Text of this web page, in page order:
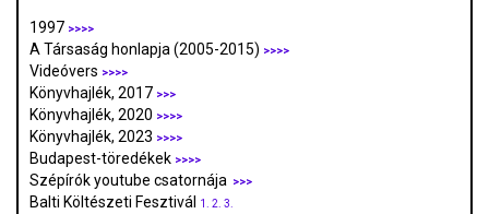
1997 >>>>
A Társaság honlapja (2005-2015) >>>>
Videóvers >>>>
Könyvhajlék, 2017 >>>
Könyvhajlék, 2020 >>>>
Könyvhajlék, 2023 >>>>
Budapest-töredékek >>>>
Szépírók youtube csatornája >>>
Balti Költészeti Fesztivál 1. 2. 3.